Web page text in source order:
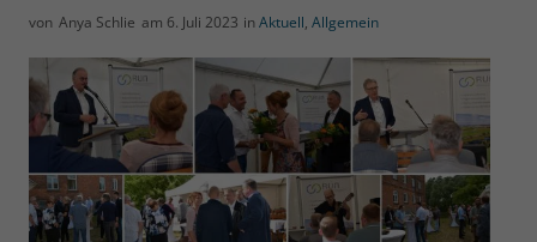
von Anya Schlie am 6. Juli 2023 inAktuell,Allgemein